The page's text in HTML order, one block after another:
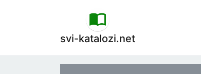
svi-katalozi.net